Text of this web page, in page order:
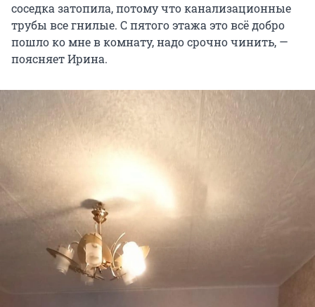
соседка затопила, потому что канализационные
трубы все гнилые. С пятого этажа это всё добро
пошло ко мне в комнату, надо срочно чинить, —
поясняет Ирина.